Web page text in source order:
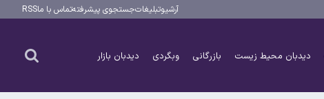
آرشیوتبلیغاتجستجوی پیشرفتهتماس با ماRSS
دیدبان محیط زیست بازرگانی وبگردی دیدبان بازار